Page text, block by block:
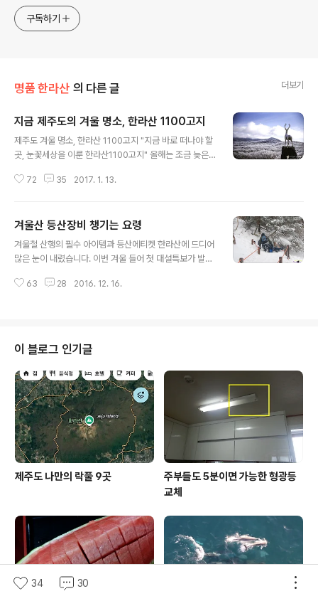
구독하기
명품 한라산 의 다른 글 더보기
지금 제주도의 겨울 명소, 한라산 1100고지
제주도 겨울 명소, 한라산 1100고지 "지금 바로 떠나야 할
곳, 눈꽃세상을 이룬 한라산1100고지" 올해는 조금 늦은
만 되면 사람들이 몰리는 곳이 바로 한라산 1100고지입니
들은 한라산 눈꽃을 구경할 수 있는 곳으로 1100고지를 주
저하지 않습니다. 요즘 한라산 1100고지가 정말 볼만합니
다. 밤과 아침저녁으로 기온이 뚝 떨어지면서 눈꽃이 나뭇
입니다. 또 다시 기온이 따뜻해지면 언제 그랬냐는 듯이 눈
72 35 2017. 1. 13.
겨울산 등산장비 챙기는 요령
겨울철 산행의 필수 아이템과 등산에티켓 한라산에 드디어
많은 눈이 내렸습니다. 이번 겨울 들어 첫 대설특보가 발효
본격적인 설산 산행이 이어질 것으로 보입니다. 한라산은
은 많은 위험이 도사리고 있습니다. 우리나라에서는 가장
따뜻한 남쪽 지방에 있다하여 그 위험성을 간과하는 분들
이 많은데요, 제주도의 산간지방은 전국 어디와 비교해도
떨어지지 않을 정도로 눈이 자주 내리고 산에는 눈이 많이
쌓여 있습니다. 그만큼 겨울에 한라산을 찾는 분들은 준비
를 철저히 해야 한다는 것입니다. 제가 제..
63 28 2016. 12. 16.
이 블로그 인기글
제주도 나만의 락풀 9곳
주부들도 5분이면 가능한 형광등
교체
34 30